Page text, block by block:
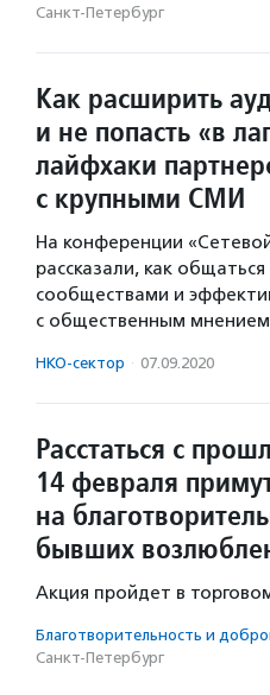
Санкт-Петербург
Как расширить
и не попасть «в
лайфхаки
с крупными СМИ
На конференции
рассказали, как
сообществами и
с общественным
НКО-сектор · 07.09.2020
Расстаться с
14 февраля
на
бывших
Акция пройдет в
Благотвори­тель­ность и
Санкт-Петербург